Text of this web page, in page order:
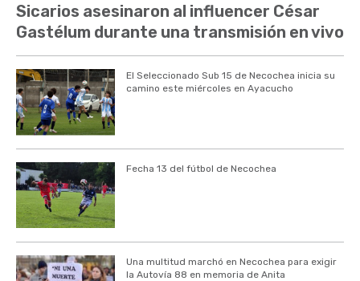
Sicarios asesinaron al influencer César
Gastélum durante una transmisión en vivo
El Seleccionado Sub 15 de Necochea inicia su
camino este miércoles en Ayacucho
Fecha 13 del fútbol de Necochea
Una multitud marchó en Necochea para exigir
la Autovía 88 en memoria de Anita